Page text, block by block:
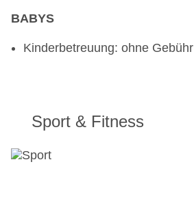
BABYS
Kinderbetreuung: ohne Gebühr
Sport & Fitness